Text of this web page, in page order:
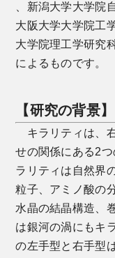
、新潟大学大学院
大阪大学大学院工
大学院理工学研究
によるものです。
【研究の背景】
キラリティは、
せの関係にある2
ラリティは自然界
粒子、アミノ酸の
水晶の結晶構造、
は銀河の渦にもキ
の左手型と右手型